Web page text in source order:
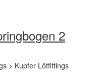
2
> Kupfer Lötfittings